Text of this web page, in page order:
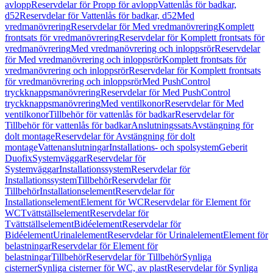
avloppReservdelar för Propp för avloppVattenlås för badkar,
d52Reservdelar för Vattenlås för badkar, d52Med
vredmanövreringReservdelar för Med vredmanövreringKomplett
frontsats för vredmanövreringReservdelar för Komplett frontsats för
vredmanövreringMed vredmanövrering och inloppsrörReservdelar
för Med vredmanövrering och inloppsrörKomplett frontsats för
vredmanövrering och inloppsrörReservdelar för Komplett frontsats
för vredmanövrering och inloppsrörMed PushControl
tryckknappsmanövreringReservdelar för Med PushControl
tryckknappsmanövreringMed ventilkonorReservdelar för Med
ventilkonorTillbehör för vattenlås för badkarReservdelar för
Tillbehör för vattenlås för badkarAnslutningssatsAvstängning för
dolt montageReservdelar för Avstängning för dolt
montageVattenanslutningarInstallations- och spolsystemGeberit
DuofixSystemväggarReservdelar för
SystemväggarInstallationssystemReservdelar för
InstallationssystemTillbehörReservdelar för
TillbehörInstallationselementReservdelar för
InstallationselementElement för WCReservdelar för Element för
WCTvättställselementReservdelar för
TvättställselementBidéelementReservdelar för
BidéelementUrinalelementReservdelar för UrinalelementElement för
belastningarReservdelar för Element för
belastningarTillbehörReservdelar för TillbehörSynliga
cisternerSynliga cisterner för WC, av plastReservdelar för Synliga